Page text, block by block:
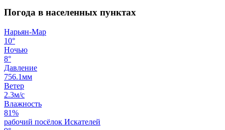
Погода в населенных пунктах
Нарьян-Мар
10°
Ночью
8°
Давление
756.1мм
Ветер
2.3м/с
Влажность
81%
рабочий посёлок Искателей